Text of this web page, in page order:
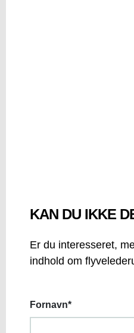
KAN DU IKKE
Er du interesseret,
indhold om
Fornavn*